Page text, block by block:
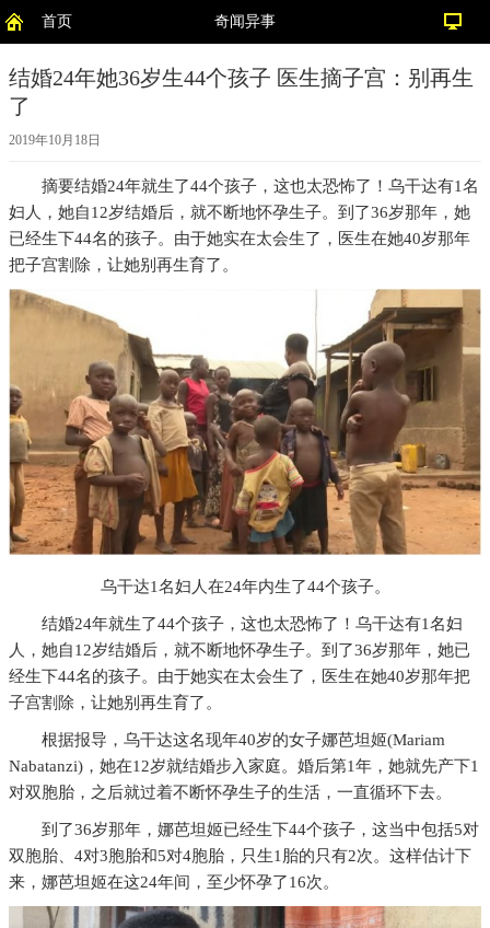
首页 奇闻异事
结婚24年她36岁生44个孩子 医生摘子宫：别再生
了
2019年10月18日
摘要结婚24年就生了44个孩子，这也太恐怖了！乌干达有1名
妇人，她自12岁结婚后，就不断地怀孕生子。到了36岁那年，她
已经生下44名的孩子。由于她实在太会生了，医生在她40岁那年
把子宫割除，让她别再生育了。
乌干达1名妇人在24年内生了44个孩子。
结婚24年就生了44个孩子，这也太恐怖了！乌干达有1名妇
人，她自12岁结婚后，就不断地怀孕生子。到了36岁那年，她已
经生下44名的孩子。由于她实在太会生了，医生在她40岁那年把
子宫割除，让她别再生育了。
根据报导，乌干达这名现年40岁的女子娜芭坦姬(Mariam
Nabatanzi)，她在12岁就结婚步入家庭。婚后第1年，她就先产下1
对双胞胎，之后就过着不断怀孕生子的生活，一直循环下去。
到了36岁那年，娜芭坦姬已经生下44个孩子，这当中包括5对
双胞胎、4对3胞胎和5对4胞胎，只生1胎的只有2次。这样估计下
来，娜芭坦姬在这24年间，至少怀孕了16次。